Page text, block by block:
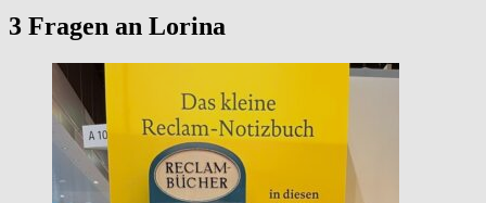
3 Fragen an Lorina